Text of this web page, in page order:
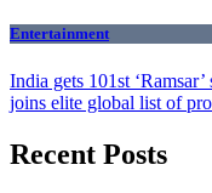
Entertainment
India gets 101st
joins elite global list of
Recent Posts